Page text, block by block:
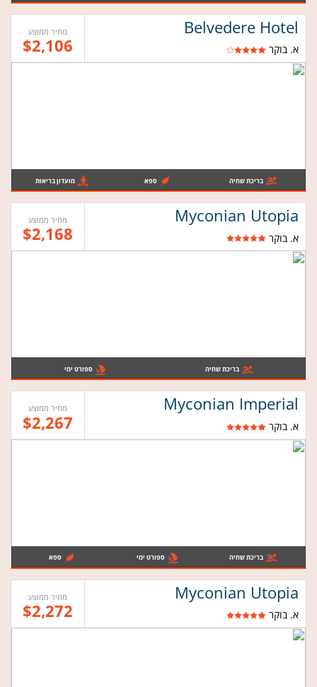
Belvedere Hotel
א. בוקר
מחיר ממוצע
$2,106
בריכת שחיה ספא מועדון בריאות
Myconian Utopia
א. בוקר
מחיר ממוצע
$2,168
בריכת שחיה ספורט ימי
Myconian Imperial
א. בוקר
מחיר ממוצע
$2,267
בריכת שחיה ספורט ימי ספא
Myconian Utopia
א. בוקר
מחיר ממוצע
$2,272